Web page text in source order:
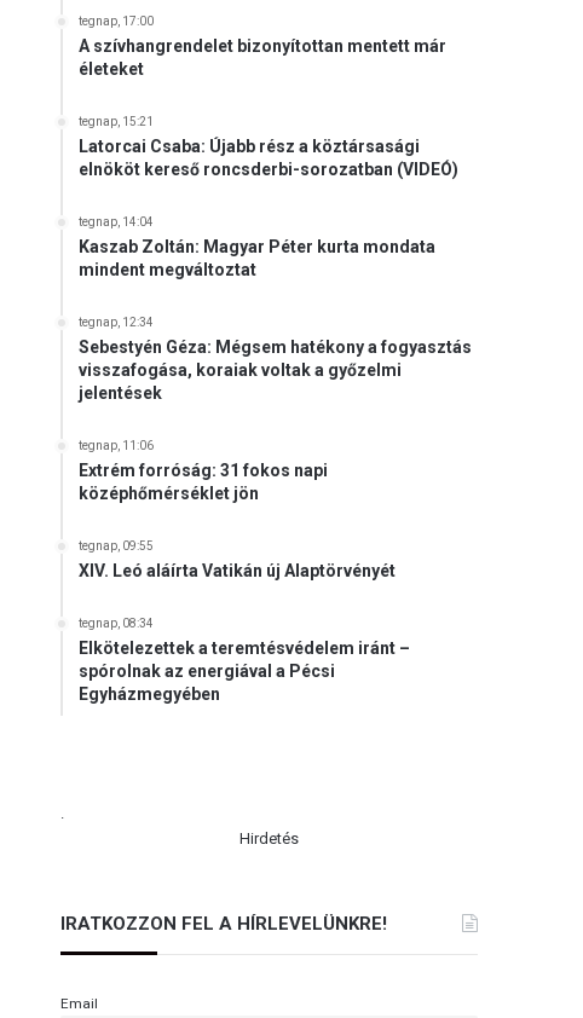
tegnap, 17:00
A szívhangrendelet bizonyítottan mentett már
életeket
tegnap, 15:21
Latorcai Csaba: Újabb rész a köztársasági
elnököt kereső roncsderbi-sorozatban (VIDEÓ)
tegnap, 14:04
Kaszab Zoltán: Magyar Péter kurta mondata
mindent megváltoztat
tegnap, 12:34
Sebestyén Géza: Mégsem hatékony a fogyasztás
visszafogása, koraiak voltak a győzelmi
jelentések
tegnap, 11:06
Extrém forróság: 31 fokos napi
középhőmérséklet jön
tegnap, 09:55
XIV. Leó aláírta Vatikán új Alaptörvényét
tegnap, 08:34
Elkötelezettek a teremtésvédelem iránt –
spórolnak az energiával a Pécsi
Egyházmegyében
.
Hirdetés
IRATKOZZON FEL A HÍRLEVELÜNKRE!
Email